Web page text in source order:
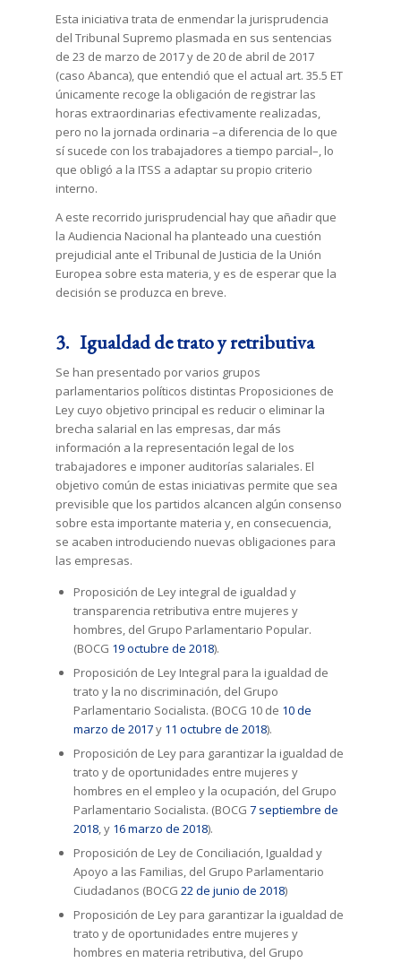
Esta iniciativa trata de enmendar la jurisprudencia
del Tribunal Supremo plasmada en sus sentencias
de 23 de marzo de 2017 y de 20 de abril de 2017
(caso Abanca), que entendió que el actual art. 35.5 ET
únicamente recoge la obligación de registrar las
horas extraordinarias efectivamente realizadas,
pero no la jornada ordinaria –a diferencia de lo que
sí sucede con los trabajadores a tiempo parcial–, lo
que obligó a la ITSS a adaptar su propio criterio
interno.
A este recorrido jurisprudencial hay que añadir que
la Audiencia Nacional ha planteado una cuestión
prejudicial ante el Tribunal de Justicia de la Unión
Europea sobre esta materia, y es de esperar que la
decisión se produzca en breve.
3. Igualdad de trato y retributiva
Se han presentado por varios grupos
parlamentarios políticos distintas Proposiciones de
Ley cuyo objetivo principal es reducir o eliminar la
brecha salarial en las empresas, dar más
información a la representación legal de los
trabajadores e imponer auditorías salariales. El
objetivo común de estas iniciativas permite que sea
previsible que los partidos alcancen algún consenso
sobre esta importante materia y, en consecuencia,
se acaben introduciendo nuevas obligaciones para
las empresas.
Proposición de Ley integral de igualdad y
transparencia retributiva entre mujeres y
hombres, del Grupo Parlamentario Popular.
(BOCG 19 octubre de 2018).
Proposición de Ley Integral para la igualdad de
trato y la no discriminación, del Grupo
Parlamentario Socialista. (BOCG 10 de 10 de
marzo de 2017y 11 octubre de 2018).
Proposición de Ley para garantizar la igualdad de
trato y de oportunidades entre mujeres y
hombres en el empleo y la ocupación, del Grupo
Parlamentario Socialista. (BOCG7 septiembre de
2018, y 16 marzo de 2018).
Proposición de Ley de Conciliación, Igualdad y
Apoyo a las Familias, del Grupo Parlamentario
Ciudadanos (BOCG22 de junio de 2018)
Proposición de Ley para garantizar la igualdad de
trato y de oportunidades entre mujeres y
hombres en materia retributiva, del Grupo